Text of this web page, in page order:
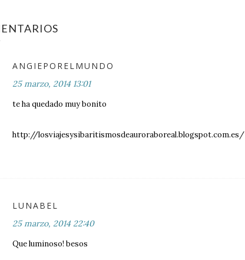
ANGIEPORELMUNDO
25 marzo, 2014 13:01
te ha quedado muy bonito
http://losviajesysibaritismosdeauroraboreal.blogspot.com.es/
LUNABEL
25 marzo, 2014 22:40
Que luminoso! besos